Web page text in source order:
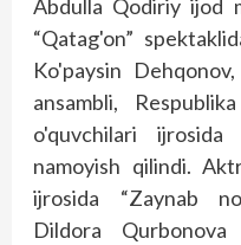
Abdulla Qodiriy ijod
“Qatag'on”
Ko'paysin
ansambli,
o'quvchilari
namoyish qilindi.
ijrosida “Zaynab
Dildora Qurbonova